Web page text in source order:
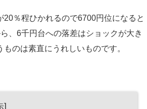
20％程ひかれるので6700円位になると
、6千円台への落差はショックが大き
のは素直にうれしいものです。
]